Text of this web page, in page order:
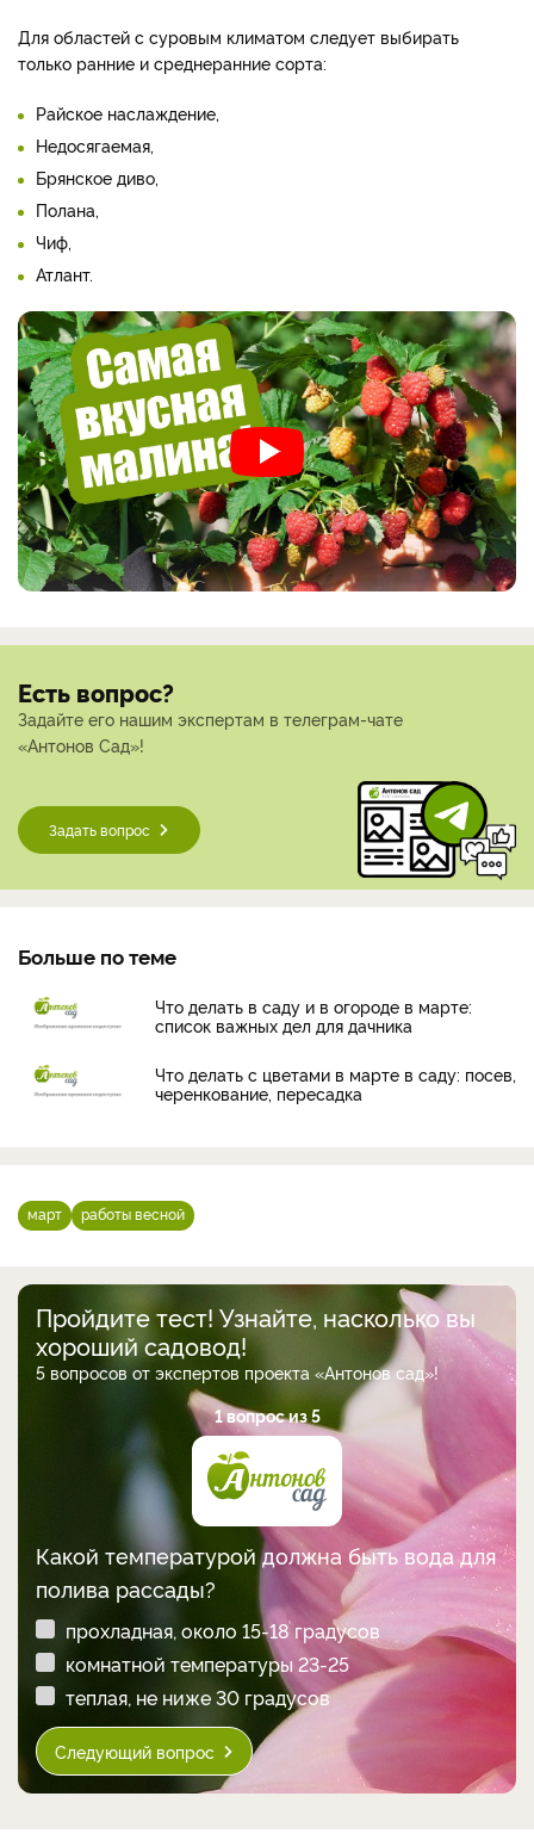
Для областей с суровым климатом следует выбирать
только ранние и среднеранние сорта:
Райское наслаждение,
Недосягаемая,
Брянское диво,
Полана,
Чиф,
Атлант.
Есть вопрос?
Задайте его нашим экспертам в телеграм-чате
«Антонов Сад»!
Задать вопрос
Больше по теме
Что делать в саду и в огороде в марте:
список важных дел для дачника
Что делать с цветами в марте в саду: посев,
черенкование, пересадка
март работы весной
Пройдите тест! Узнайте, насколько вы
хороший садовод!
5 вопросов от экспертов проекта «Антонов сад»!
1 вопрос из 5
Какой температурой должна быть вода для
полива рассады?
прохладная, около 15-18 градусов
комнатной температуры 23-25
теплая, не ниже 30 градусов
Следующий вопрос